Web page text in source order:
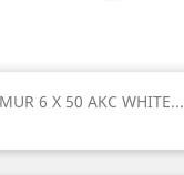
6 X 50 AKC WHITE...